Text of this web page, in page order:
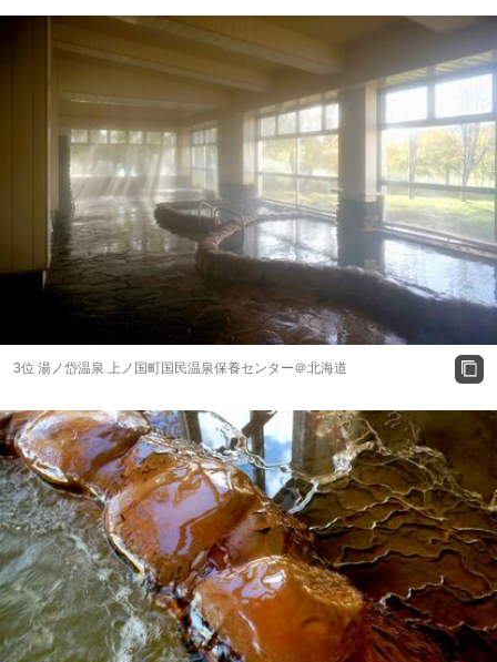
3位 湯ノ岱温泉 上ノ国町国民温泉保養センター＠北海道